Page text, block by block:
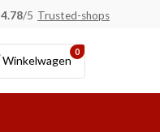
4.78/5 Trusted-shops
0
Winkelwagen